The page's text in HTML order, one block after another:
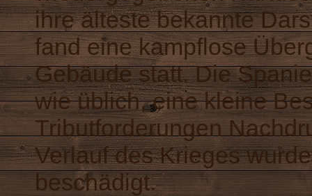
ihre älteste bekannte
fand eine kampflose
Gebäude statt. Die
wie üblich, eine kleine
Tributforderungen
Verlauf des Krieges
beschädigt.